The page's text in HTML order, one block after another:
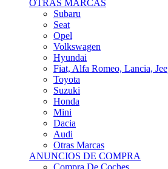
Seat
Opel
Volkswagen
Hyundai
Fiat, Alfa Romeo, Lancia, Jeep
Toyota
Suzuki
Honda
Mini
Dacia
Audi
Otras Marcas
ANUNCIOS DE COMPRA
Compra De Coches
ALQUILER VEHÍCULOS